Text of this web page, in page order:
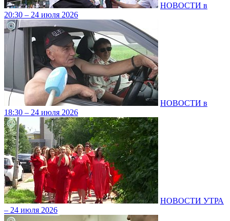
НОВОСТИ в
20:30 – 24 июля 2026
НОВОСТИ в
18:30 – 24 июля 2026
НОВОСТИ УТРА
– 24 июля 2026